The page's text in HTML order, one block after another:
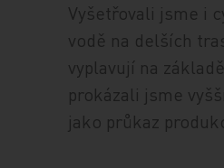
Vyšetřovali jsme i
vodě na delších
vyplavují na
prokázali jsme
jako průkaz